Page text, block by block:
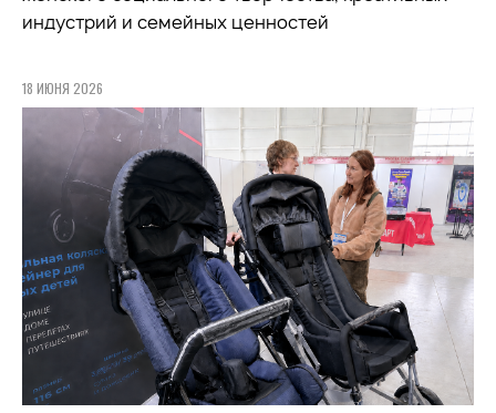
индустрий и семейных ценностей
18 ИЮНЯ 2026